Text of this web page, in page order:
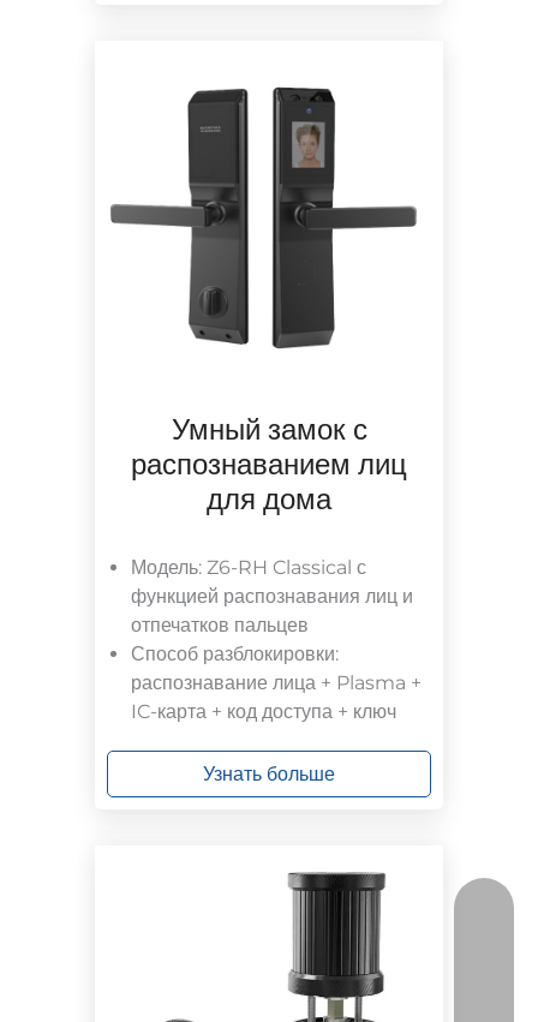
Умный замок с
распознаванием лиц
для дома
Модель: Z6-RH Classical с
функцией распознавания лиц и
отпечатков пальцев
Способ разблокировки:
распознавание лица + Plasma +
IC-карта + код доступа + ключ
Узнать больше